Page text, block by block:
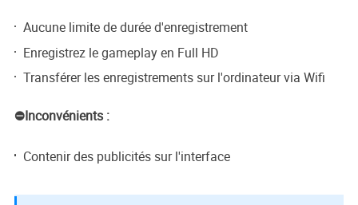
Aucune limite de durée d'enregistrement
Enregistrez le gameplay en Full HD
Transférer les enregistrements sur l'ordinateur via Wifi
⛔Inconvénients :
Contenir des publicités sur l'interface